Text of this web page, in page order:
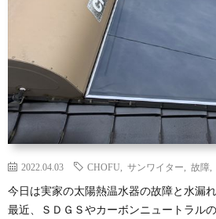
2022.04.03 CHOFU サンワイター 故障
今日は実家の太陽熱温水器の故障と水漏
最近、ＳＤＧＳやカーボンニュートラル